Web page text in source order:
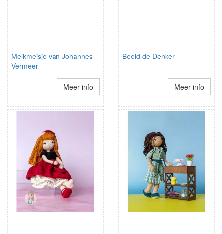
Melkmeisje van Johannes
Vermeer
Meer info
Beeld de Denker
Meer info